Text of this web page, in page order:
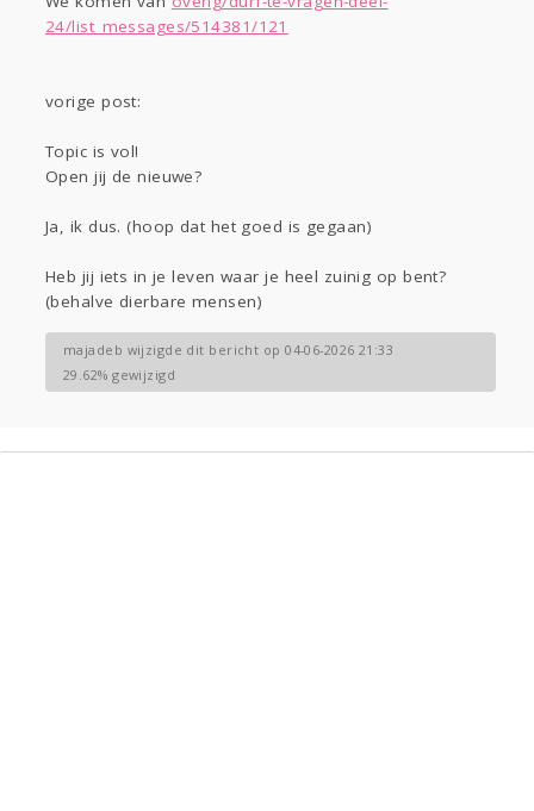
Gevraagd
Horen
24/list_messages/514381/121
vorige post:
Topic is vol!
Open jij de nieuwe?
Ja, ik dus. (hoop dat het goed is gegaan)
Heb jij iets in je leven waar je heel zuinig op bent?
(behalve dierbare mensen)
majadeb wijzigde dit bericht op 04-06-2026 21:33
29.62% gewijzigd